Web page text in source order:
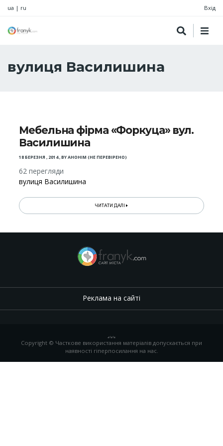
ua | ru Вхід
вулиця Василишина
Мебельна фірма «Форкуца» вул.
Василишина
18 БЕРЕЗНЯ , 2014,BYАНОНІМ (НЕ ПЕРЕВІРЕНО)
62 перегляди
вулиця Василишина
ЧИТАТИ ДАЛІ
Реклама на сайті
, ,
Copyright © Часткове використання матеріалів допускається при
наявності гіперпосилання на нас.